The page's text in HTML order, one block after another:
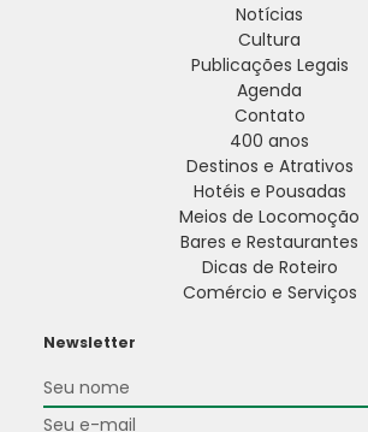
Notícias
Cultura
Publicações Legais
Agenda
Contato
400 anos
Destinos e Atrativos
Hotéis e Pousadas
Meios de Locomoção
Bares e Restaurantes
Dicas de Roteiro
Comércio e Serviços
Newsletter